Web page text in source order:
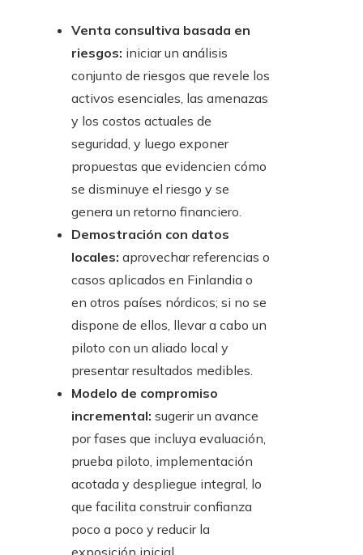
Venta consultiva basada en
riesgos: iniciar un análisis
conjunto de riesgos que revele los
activos esenciales, las amenazas
y los costos actuales de
seguridad, y luego exponer
propuestas que evidencien cómo
se disminuye el riesgo y se
genera un retorno financiero.
Demostración con datos
locales: aprovechar referencias o
casos aplicados en Finlandia o
en otros países nórdicos; si no se
dispone de ellos, llevar a cabo un
piloto con un aliado local y
presentar resultados medibles.
Modelo de compromiso
incremental: sugerir un avance
por fases que incluya evaluación,
prueba piloto, implementación
acotada y despliegue integral, lo
que facilita construir confianza
poco a poco y reducir la